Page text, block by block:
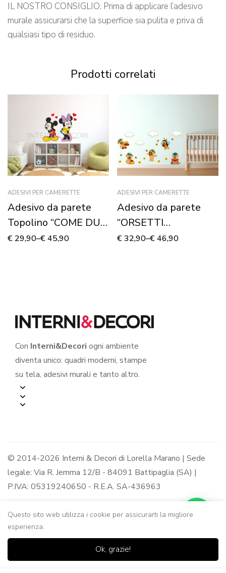
IL NOSTRO CONSIGLIO: Prima di applicare l’adesivo
murale assicurarsi che la superficie sia pulita e priva di
qualsiasi tipo di residuo.
Prodotti correlati
ADESIVI PER CAMERETTE
Adesivo da parete
Topolino “COME DUE
INNAMORATI” –
€ 29,90–€45,90
ADESIVI PER CAMERETTE
Adesivo da parete
“ORSETTI
DIVERTENTI” –
€32,90–€46,90
Con Interni&Decori ogni ambiente
diventa unico: quadri moderni, stampe
su tela, adesivi murali e tanto altro.
© 2014-2026 Interni & Decori di Lorella Marano | Sede
legale: Via R. Jemma 12/B - 84091 Battipaglia (SA) |
P.IVA: 05319240650 - R.E.A. SA-436963
Questo sito web utilizza i cookie per assicurarti la migliore
esperienza.
Ok, grazie!
Casa Negozio
0
Lista dei Carrello Ricerca